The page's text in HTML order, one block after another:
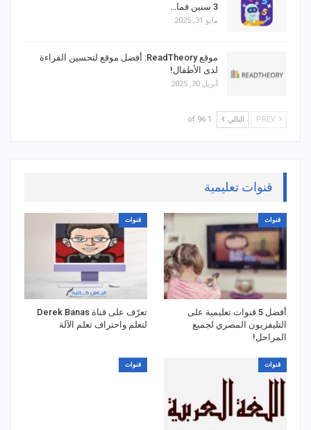
3 سنين فما…
مايو 31, 2025
موقع ReadTheory: أفضل موقع لتحسين القراءة
لدى الأطفال!
أبريل 30, 2025
التالي 1 of 96
قنوات تعليمية
قنوات
أفضل 5 قنوات تعليمية على
التليفزيون المصري لجميع
المراحل!
قنوات
تعرّف على قناة Derek Banas
لتعلم واحتراف تعلم الآلة
قنوات قنوات